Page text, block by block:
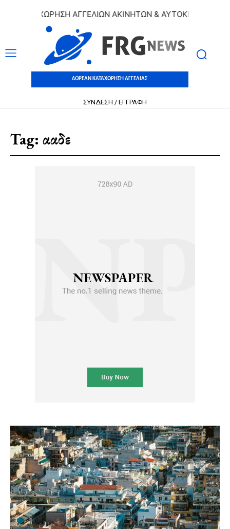
ΚΑΤΑΧΩΡΗΣΗ ΑΓΓΕΛΙΩΝ ΑΚΙΝΗΤΩΝ & ΑΥΤΟΚΙΝΗΤΩΝ |
ΔΩΡΕΑΝ ΚΑΤΑΧΩΡΗΣΗ ΑΓΓΕΛΙΑΣ
ΣΥΝΔΕΣΗ / ΕΓΓΡΑΦΗ
Tag: ααδε